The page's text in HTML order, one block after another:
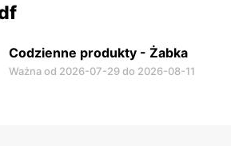
Codzienne produkty - Żabka
Ważna od 2026-07-29 do 2026-08-11